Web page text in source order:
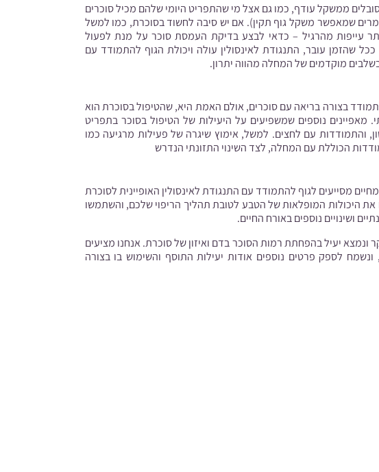
ממשקל עודף, כמו גם אצל מי שהתפריט היומי שלהם מכיל סוכרים
שמאפשר משקל גוף תקין). אם יש סיבה לחשוד בסוכרת, כמו למשל
עייפות מהרגיל – כדאי לבצע בדיקת העמסת סוכר על מנת לפעול
שהזמן עובר, התנגודת לאינסולין עולה ויכולת הגוף להתמודד עם
מוקדמים של המחלה מהווה יתרון.
בצורה בריאה עם סוכרים, אולם האמת היא, שהטיפול בסוכרת הוא
מאפיינים נוספים שמשפיעים על היעילות של הטיפול בסוכר בתפריט
והתמודדות עם לחצים. למשל, אימוץ שיגרה של פעילות מרגיעה כמו
הכוללת עם המחלה, לצד השינוי התזונתי הנדרש
מסייעים לגוף להתמודד עם התנגודת לאינסולין האופיינית לסוכרת
את היכולות המופלאות של הטבע לטובת תהליך הריפוי שלכם, והשתמשו
ושינויים נוספים באורח החיים.
ונמצא יעיל בהפחתת רמות הסוכר בדם ואיזון של סוכרת. אנחנו מציעים
ונשמח לספק פרטים נוספים אודות יעילות התוסף והשימוש בו בצורה